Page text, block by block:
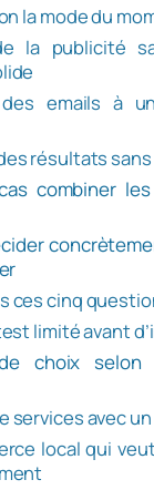
la mode du
la publicité
emails à
résultats sans
combiner
ces cinq
limité avant
choix
services avec
local qui